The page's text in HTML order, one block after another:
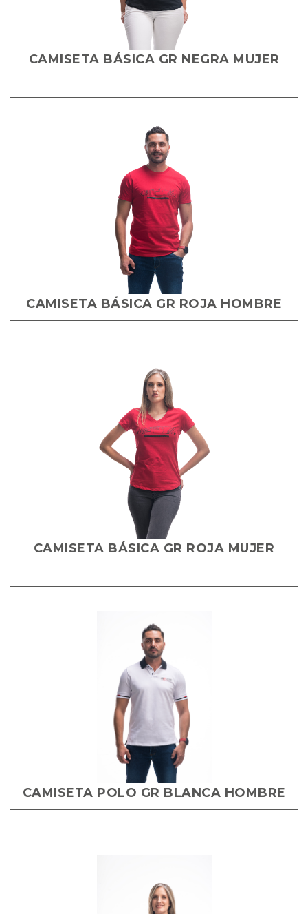
CAMISETA BÁSICA GR NEGRA MUJER
CAMISETA BÁSICA GR ROJA HOMBRE
CAMISETA BÁSICA GR ROJA MUJER
CAMISETA POLO GR BLANCA HOMBRE